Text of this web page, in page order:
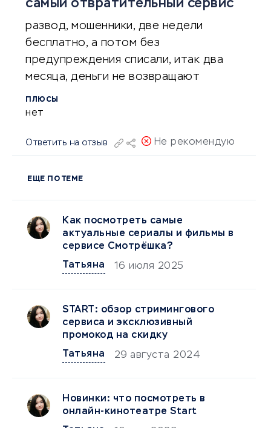
самый отвратительный сервис
развод, мошенники, две недели
бесплатно, а потом без
предупреждения списали, итак два
месяца, деньги не возвращают
ПЛЮСЫ
нет
Ответить на отзыв Не рекомендую
ЕЩЕ ПО ТЕМЕ
Как посмотреть самые
актуальные сериалы и фильмы в
сервисе Смотрёшка?
Татьяна
16 июля 2025
START: обзор стримингового
сервиса и эксклюзивный
промокод на скидку
Татьяна
29 августа 2024
Новинки: что посмотреть в
онлайн-кинотеатре Start